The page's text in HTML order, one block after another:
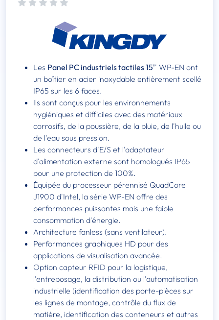
Les Panel PC industriels tactiles 15'' WP-EN ont
un boîtier en acier inoxydable entièrement scellé
IP65 sur les 6 faces.
Ils sont conçus pour les environnements
hygiéniques et difficiles avec des matériaux
corrosifs, de la poussière, de la pluie, de l'huile ou
de l'eau sous pression.
Les connecteurs d'E/S et l'adaptateur
d'alimentation externe sont homologués IP65
pour une protection de 100%.
Équipée du processeur pérennisé QuadCore
J1900 d'Intel, la série WP-EN offre des
performances puissantes mais une faible
consommation d'énergie.
Architecture fanless (sans ventilateur).
Performances graphiques HD pour des
applications de visualisation avancée.
Option capteur RFID pour la logistique,
l'entreposage, la distribution ou l'automatisation
industrielle (identification des porte-pièces sur
les lignes de montage, contrôle du flux de
matière, identification des conteneurs et autres